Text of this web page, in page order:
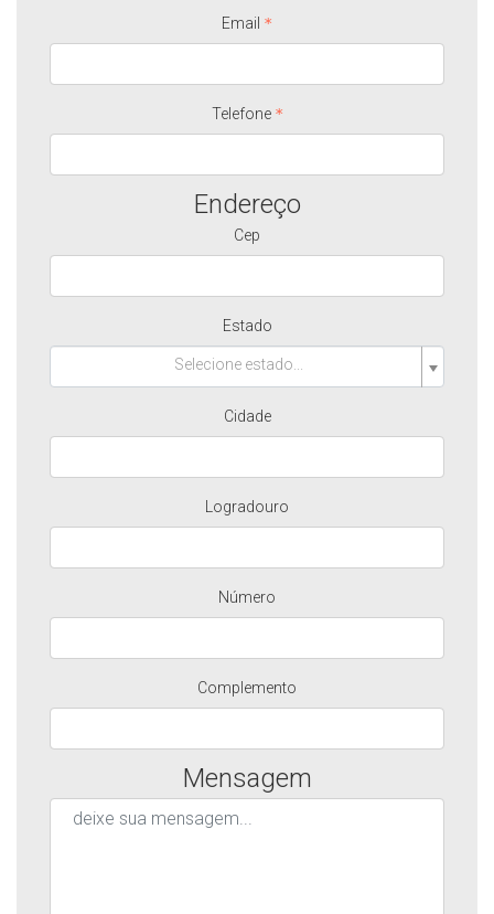
Email
Telefone
Endereço
Cep
Estado
Selecione estado...
Cidade
Logradouro
Número
Complemento
Mensagem